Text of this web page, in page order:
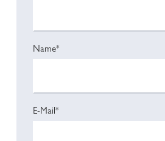
Name*
E-Mail*